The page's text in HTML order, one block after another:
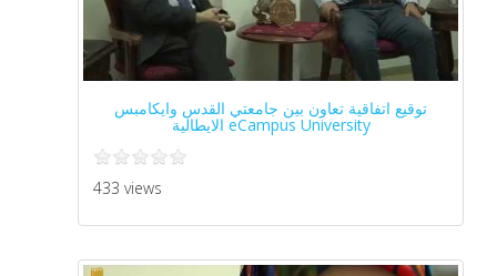
توقيع اتفاقية تعاون بين جامعتي القدس وايكامبس
eCampus University الايطالية
433 views